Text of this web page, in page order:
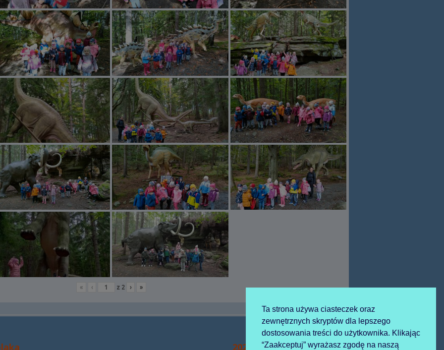
« ‹ z 2 › »
Następny
2022-10-03 św franciszek
Ta strona używa ciasteczek oraz
zewnętrznych skryptów dla lepszego
dostosowania treści do użytkownika. Klikając
“Zaakceptuj” wyrażasz zgodę na naszą